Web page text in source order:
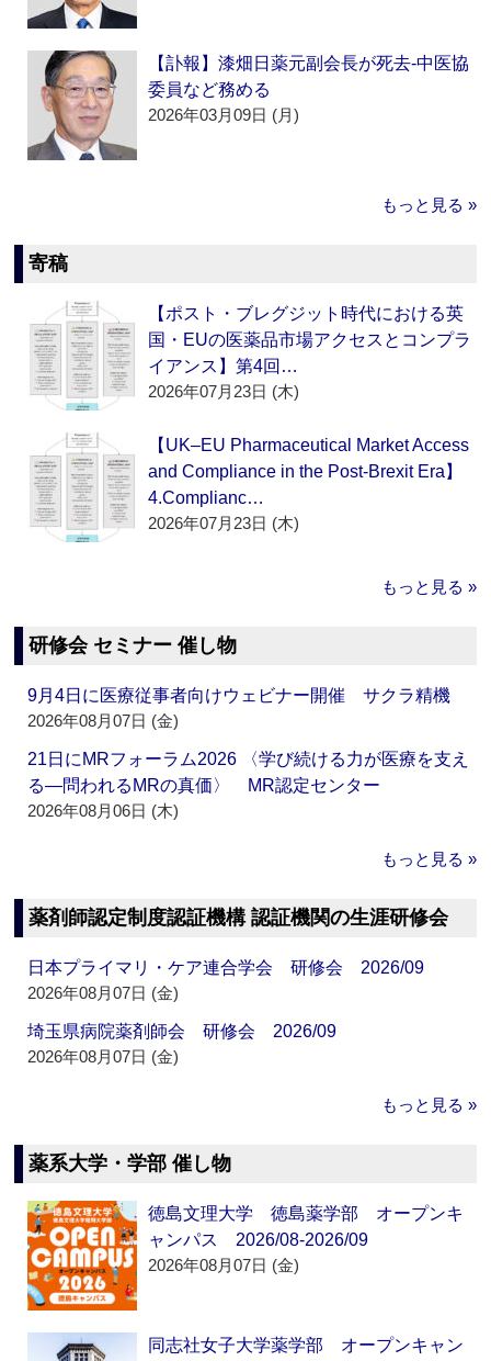
【訃報】漆畑日薬元副会長が死去‐中医協
委員など務める
2026年03月09日 (月)
もっと見る »
寄稿
【ポスト・ブレグジット時代における英
国・EUの医薬品市場アクセスとコンプラ
イアンス】第4回…
2026年07月23日 (木)
【UK–EU Pharmaceutical Market Access
and Compliance in the Post-Brexit Era】
4.Complianc…
2026年07月23日 (木)
もっと見る »
研修会 セミナー 催し物
9月4日に医療従事者向けウェビナー開催 サクラ精機
2026年08月07日 (金)
21日にMRフォーラム2026 〈学び続ける力が医療を支え
る―問われるMRの真価〉 MR認定センター
2026年08月06日 (木)
もっと見る »
薬剤師認定制度認証機構 認証機関の生涯研修会
日本プライマリ・ケア連合学会 研修会 2026/09
2026年08月07日 (金)
埼玉県病院薬剤師会 研修会 2026/09
2026年08月07日 (金)
もっと見る »
薬系大学・学部 催し物
徳島文理大学 徳島薬学部 オープンキ
ャンパス 2026/08-2026/09
2026年08月07日 (金)
同志社女子大学薬学部 オープンキャン